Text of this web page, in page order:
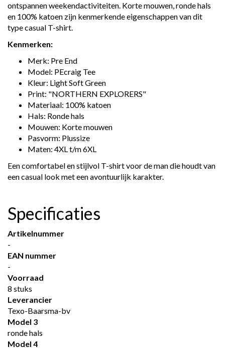
ontspannen weekendactiviteiten. Korte mouwen, ronde hals
en 100% katoen zijn kenmerkende eigenschappen van dit
type casual T-shirt.
Kenmerken:
Merk: Pre End
Model: PEcraig Tee
Kleur: Light Soft Green
Print: "NORTHERN EXPLORERS"
Materiaal: 100% katoen
Hals: Ronde hals
Mouwen: Korte mouwen
Pasvorm: Plussize
Maten: 4XL t/m 6XL
Een comfortabel en stijlvol T-shirt voor de man die houdt van
een casual look met een avontuurlijk karakter.
Specificaties
Artikelnummer
-
EAN nummer
-
Voorraad
8 stuks
Leverancier
Texo-Baarsma-bv
Model 3
ronde hals
Model 4